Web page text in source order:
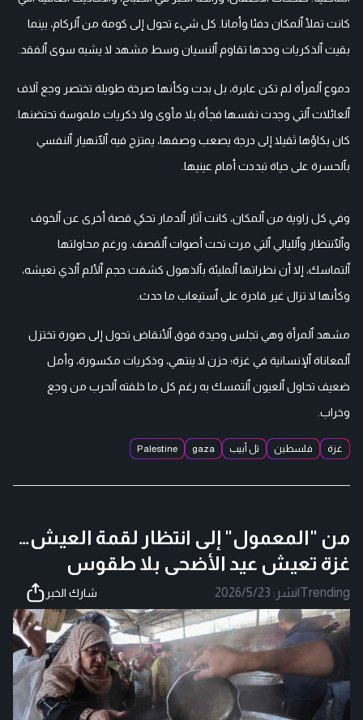
كانت تملأ ٱلمكان دفئا وأمانا. كل شيء تحول إلى كومة من ٱلركام، بينما
بقيت ٱلذكريات وحدها تقاوم ٱلنسيان وسط مشهد لا يشبه سوى ٱلفقد.
دموع ٱلمرأة لم تكن عابرة، بل بدت وكأنها صرخة طويلة تختصر وجع آلاف
ٱلعائلات ٱلتي وجدت نفسها فجأة بلا مأوى ولا ذكريات ملموسة تحتضنها.
كان بكاؤها ثقيلا إلى درجة يصعب وصفها، يمتزج فيه ٱلٱنهيار ٱلنفسي
بٱلحسرة على حياة تبددت أمام عينيها.
وفي كل زاوية من ٱلمكان، كانت آثار ٱلدمار تحكي قصة أخرى عن ٱلخوف
وٱلٱنتظار وٱلليالي ٱلتي مرت تحت أصوات ٱلقصف. ورغم محاولتها
ٱلتماسك، إلا أن نظراتها ٱلمليئة بٱلذهول كشفت حجم ٱلألم ٱلذي تعيشه،
وكأنها لا تزال غير قادرة على ٱستيعاب ما حدث.
مشهد ٱلمرأة وهي تجلس وحيدة فوق ٱلأنقاض تحول إلى صورة تختزل
ٱلمعاناة ٱلإنسانية في غزة؛ حزن لا ينتهي، وذكريات مكسورة، وأمل
ضعيف تحاول ٱلعيون ٱلتمسك به رغم كل ما خلفته ٱلحرب من وجع
وخراب.
غزة فلسطين تل أبيب gaza
Palestine
من "المعمول" إلى انتظار لقمة العيش…
غزة تعيش عيد الأضحى بلا طقوس
Trending
|نشر: 2026/5/23 شارك الخبر